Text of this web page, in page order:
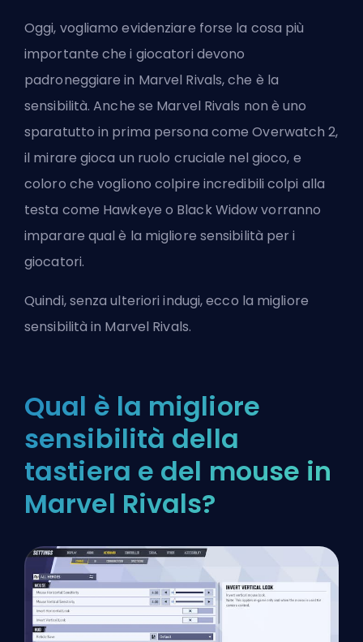
Oggi, vogliamo evidenziare forse la cosa più
importante che i giocatori devono
padroneggiare in Marvel Rivals, che è la
sensibilità. Anche se Marvel Rivals non è uno
sparatutto in prima persona come Overwatch 2,
il mirare gioca un ruolo cruciale nel gioco, e
coloro che vogliono colpire incredibili colpi alla
testa come Hawkeye o Black Widow vorranno
imparare qual è la migliore sensibilità per i
giocatori.
Quindi, senza ulteriori indugi, ecco la migliore
sensibilità in Marvel Rivals.
Qual è la migliore
sensibilità della
tastiera e del mouse in
Marvel Rivals?